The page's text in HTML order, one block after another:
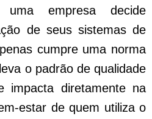
uma empresa decide
de seus sistemas de
cumpre uma norma
o padrão de qualidade
impacta diretamente na
estar de quem utiliza o